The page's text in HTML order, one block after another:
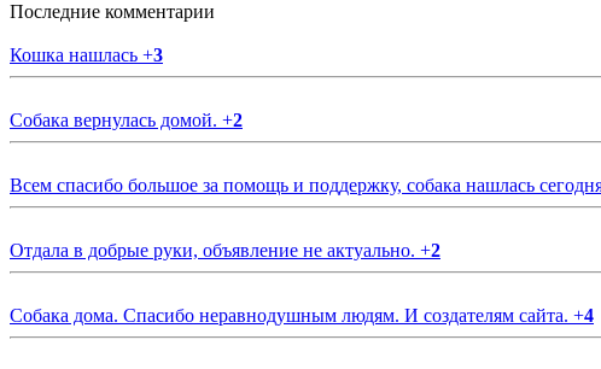
Последние комментарии
Кошка нашлась +3
Собака вернулась домой. +2
Всем спасибо большое за помощь и поддержку, собака нашлась
Отдала в добрые руки, объявление не актуально. +2
Собака дома. Спасибо неравнодушным людям. И создателям сайта. +4